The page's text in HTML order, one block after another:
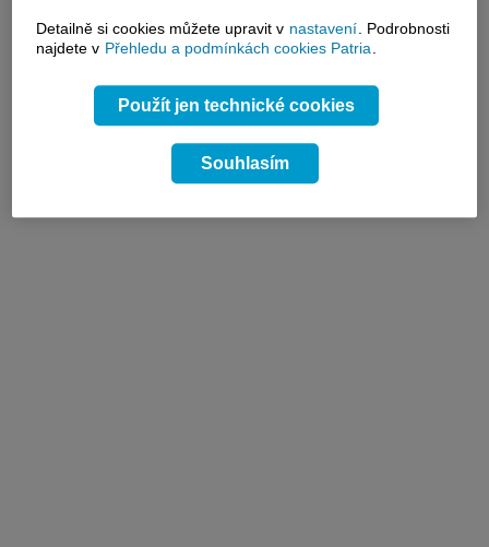
Detailně si cookies můžete upravit v nastavení. Podrobnosti
najdete v Přehledu a podmínkách cookies Patria.
Použít jen technické cookies
Souhlasím